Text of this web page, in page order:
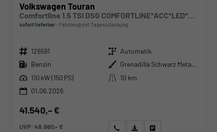
Volkswagen Touran
Comfortline 1.5 TSI DSG COMFORTLINE*ACC*LED*PDC*KAMERA*NAVI*SHZ* 7-SITZER 17-ZOLL
sofort lieferbar Fahrzeug mit Tageszulassung
Fahrzeugnr. 126591 Getriebe Automatik
Kraftstoff Benzin Außenfarbe
Grenadilla Schwarz Metallic
Leistung 110 kW (150 PS) Kilometerstand
10 km
01.06.2026
41.540,– €
UVP:48.980,– €
Wir rufen Sie anAngebot drucken (PDF)